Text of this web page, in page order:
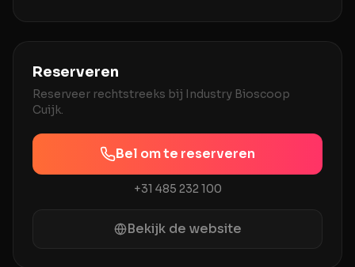
v
Reserveren
Reserveer rechtstreeks bij Industry Bioscoop
Cuijk.
Bel om te reserveren
+31 485 232 100
Bekijk de website